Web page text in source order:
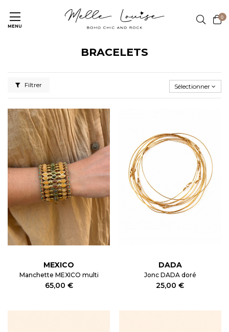
MENU
0
BRACELETS
Filtrer Sélectionner
MEXICO
Manchette MEXICO multi
65,00 €
DADA
Jonc DADA doré
25,00 €